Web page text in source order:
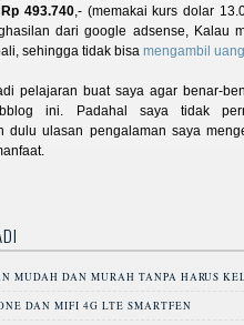
Rp 493.740,- (memakai kurs dolar
dari google adsense, Kalau
sehingga tidak bisa mengambil
pelajaran buat saya agar benar-
ini. Padahal saya tidak
dulu ulasan pengalaman saya
MUDAH DAN MURAH TANPA HARUS
DAN MIFI 4G LTE SMARTFEN